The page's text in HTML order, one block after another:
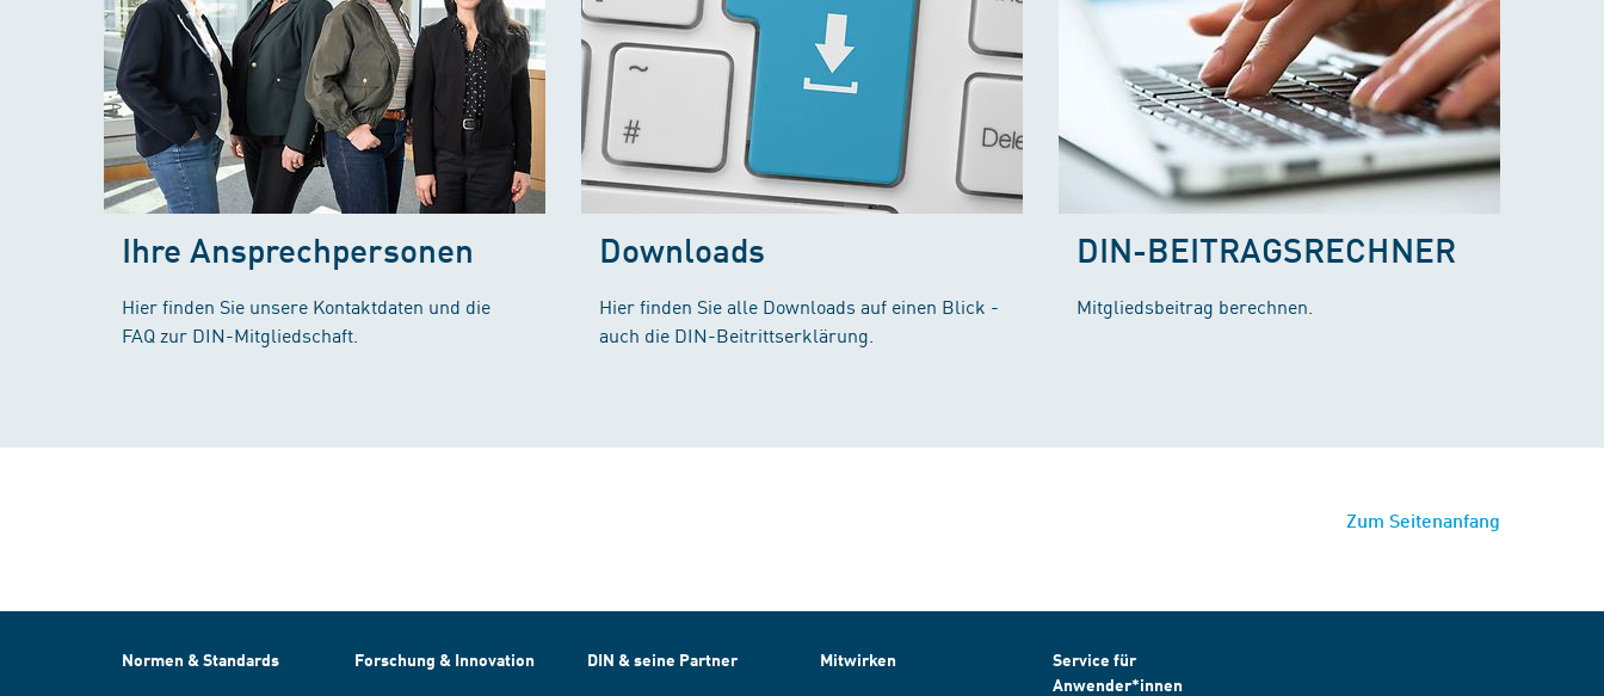
Ihre Ansprechpersonen
Hier finden Sie unsere Kontaktdaten und die
FAQ zur DIN-Mitgliedschaft.
Downloads
Hier finden Sie alle Downloads auf einen Blick -
auch die DIN-Beitrittserklärung.
DIN-BEITRAGSRECHNER
Mitgliedsbeitrag berechnen.
Zum Seitenanfang
Normen & Standards Forschung & Innovation DIN & seine Partner Mitwirken
Service für
Anwender*innen